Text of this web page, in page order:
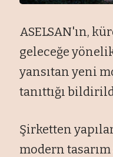
ASELSAN'ın,
geleceğe
yansıtan yeni
tanıttığı
Şirketten
modern